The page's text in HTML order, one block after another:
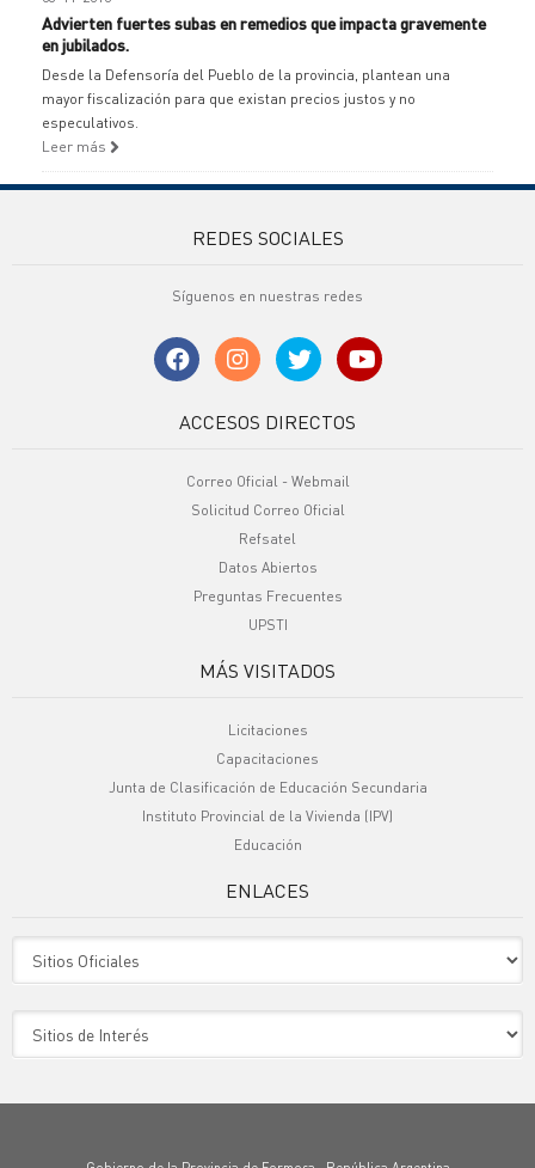
Advierten fuertes subas en remedios que impacta gravemente
en jubilados.
Desde la Defensoría del Pueblo de la provincia, plantean una
mayor fiscalización para que existan precios justos y no
especulativos.
Leer más
REDES SOCIALES
Síguenos en nuestras redes
ACCESOS DIRECTOS
Correo Oficial - Webmail
Solicitud Correo Oficial
Refsatel
Datos Abiertos
Preguntas Frecuentes
UPSTI
MÁS VISITADOS
Licitaciones
Capacitaciones
Junta de Clasificación de Educación Secundaria
Instituto Provincial de la Vivienda (IPV)
Educación
ENLACES